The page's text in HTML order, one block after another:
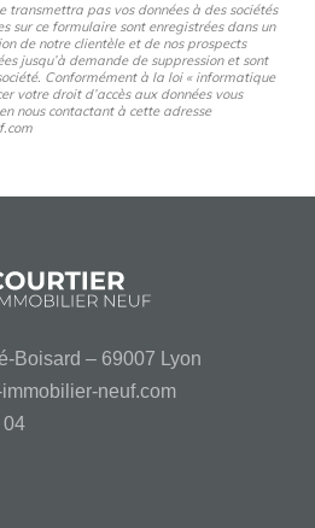
transmettra pas vos données à des sociétés
sur ce formulaire sont enregistrées dans un
de notre clientèle et de nos prospects
jusqu’à demande de suppression et sont
Conformément à la loi « informatique
votre droit d’accès aux données vous
nous contactant à cette adresse
Boisard – 69007 Lyon
neuf.com
04